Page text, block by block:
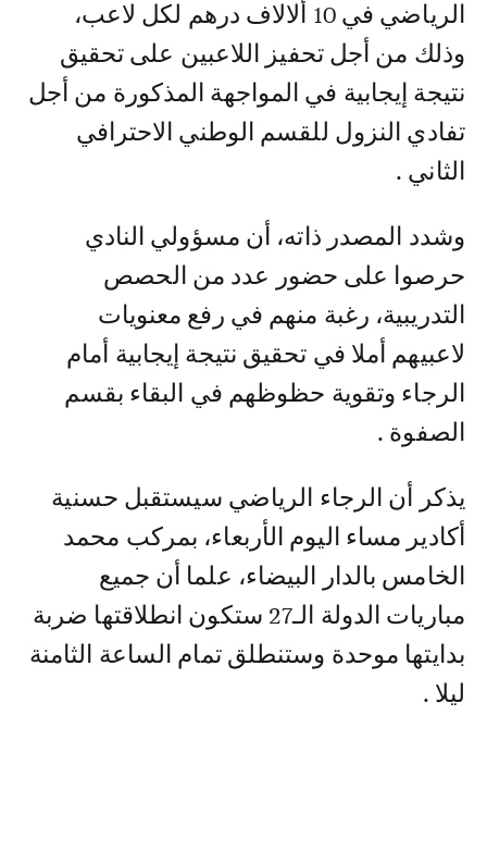
الرياضي في 10 ألالاف درهم لكل لاعب،
وذلك من أجل تحفيز اللاعبين على تحقيق
نتيجة إيجابية في المواجهة المذكورة من أجل
تفادي النزول للقسم الوطني الاحترافي
الثاني .
وشدد المصدر ذاته، أن مسؤولي النادي
حرصوا على حضور عدد من الحصص
التدريبية، رغبة منهم في رفع معنويات
لاعبيهم أملا في تحقيق نتيجة إيجابية أمام
الرجاء وتقوية حظوظهم في البقاء بقسم
الصفوة .
يذكر أن الرجاء الرياضي سيستقبل حسنية
أكادير مساء اليوم الأربعاء، بمركب محمد
الخامس بالدار البيضاء، علما أن جميع
مباريات الدولة الـ27 ستكون انطلاقتها ضربة
بدايتها موحدة وستنطلق تمام الساعة الثامنة
ليلا .